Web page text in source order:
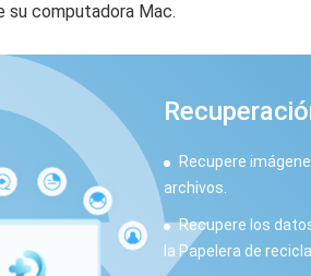
su computadora Mac.
Recupere
archivos.
Recupere los
la Papelera de